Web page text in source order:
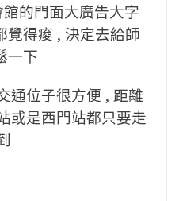
的門面大廣告大字
覺得痠 , 決定去給師
一下
通位子很方便 , 距離
或是西門站都只要走